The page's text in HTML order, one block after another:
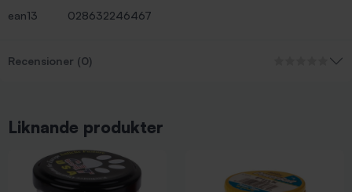
ean13
028632246467
Recensioner (0)
Liknande produkter